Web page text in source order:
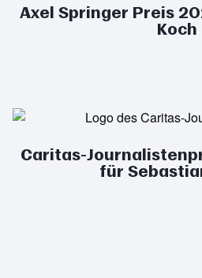
Axel Springer Preis
Koch
Caritas-
für